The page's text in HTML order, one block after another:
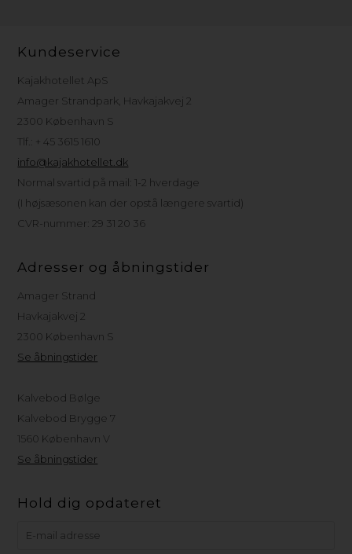
Kundeservice
Kajakhotellet ApS
Amager Strandpark, Havkajakvej 2
2300 København S
Tlf.: + 45 3615 1610
info@kajakhotellet.dk
Normal svartid på mail: 1-2 hverdage
(I højsæsonen kan der opstå længere svartid)
CVR-nummer: 29 31 20 36
Adresser og åbningstider
Amager Strand
Havkajakvej 2
2300 København S
Se åbningstider
Kalvebod Bølge
Kalvebod Brygge 7
1560 København V
Se åbningstider
Hold dig opdateret